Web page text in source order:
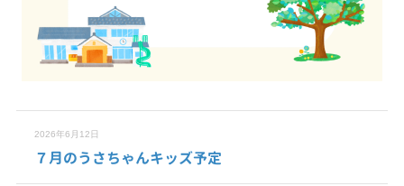
2026年6月12日
７月のうさちゃんキッズ予定